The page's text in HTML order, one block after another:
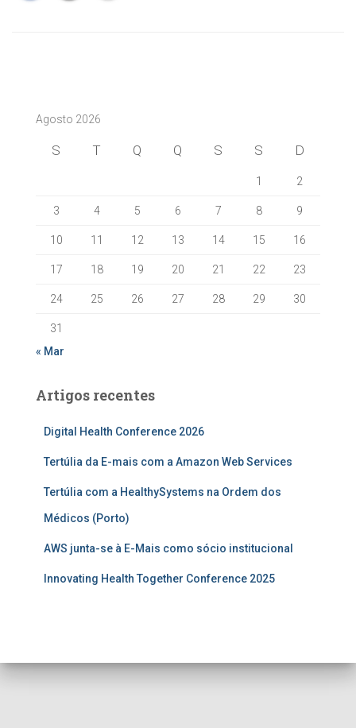
Agosto 2026
S T Q Q S S D
1 2
3 4 5 6 7 8 9
10 11 12 13 14 15 16
17 18 19 20 21 22 23
24 25 26 27 28 29 30
31
« Mar
Artigos recentes
Digital Health Conference 2026
Tertúlia da E-mais com a Amazon Web Services
Tertúlia com a HealthySystems na Ordem dos
Médicos (Porto)
AWS junta-se à E-Mais como sócio institucional
Innovating Health Together Conference 2025